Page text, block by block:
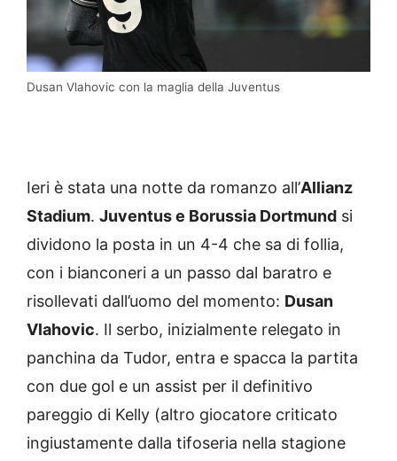
Dusan Vlahovic con la maglia della Juventus
Ieri è stata una notte da romanzo all’Allianz
Stadium. Juventus e Borussia Dortmund si
dividono la posta in un 4-4 che sa di follia,
con i bianconeri a un passo dal baratro e
risollevati dall’uomo del momento: Dusan
Vlahovic. Il serbo, inizialmente relegato in
panchina da Tudor, entra e spacca la partita
con due gol e un assist per il definitivo
pareggio di Kelly (altro giocatore criticato
ingiustamente dalla tifoseria nella stagione